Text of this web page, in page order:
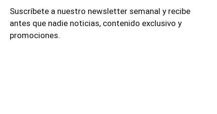
Suscríbete a nuestro newsletter semanal y recibe
antes que nadie noticias, contenido exclusivo y
promociones.